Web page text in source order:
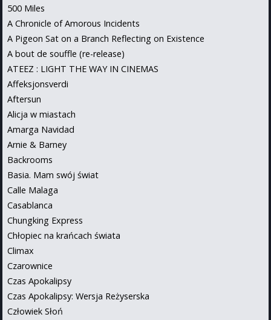
500 Miles
A Chronicle of Amorous Incidents
A Pigeon Sat on a Branch Reflecting on Existence
A bout de souffle (re-release)
ATEEZ : LIGHT THE WAY IN CINEMAS
Affeksjonsverdi
Aftersun
Alicja w miastach
Amarga Navidad
Arnie & Barney
Backrooms
Basia. Mam swój świat
Calle Malaga
Casablanca
Chungking Express
Chłopiec na krańcach świata
Climax
Czarownice
Czas Apokalipsy
Czas Apokalipsy: Wersja Reżyserska
Człowiek Słoń